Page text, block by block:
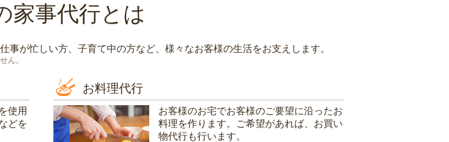
家事代行とは
事が忙しい方、子育て中の方など、様々なお客様の生活をお支えします。
ん。
使用
どを
お料理代行
お客様のお宅でお客様のご要望に沿ったお
料理を作ります。ご希望があれば、お買い
物代行も行います。